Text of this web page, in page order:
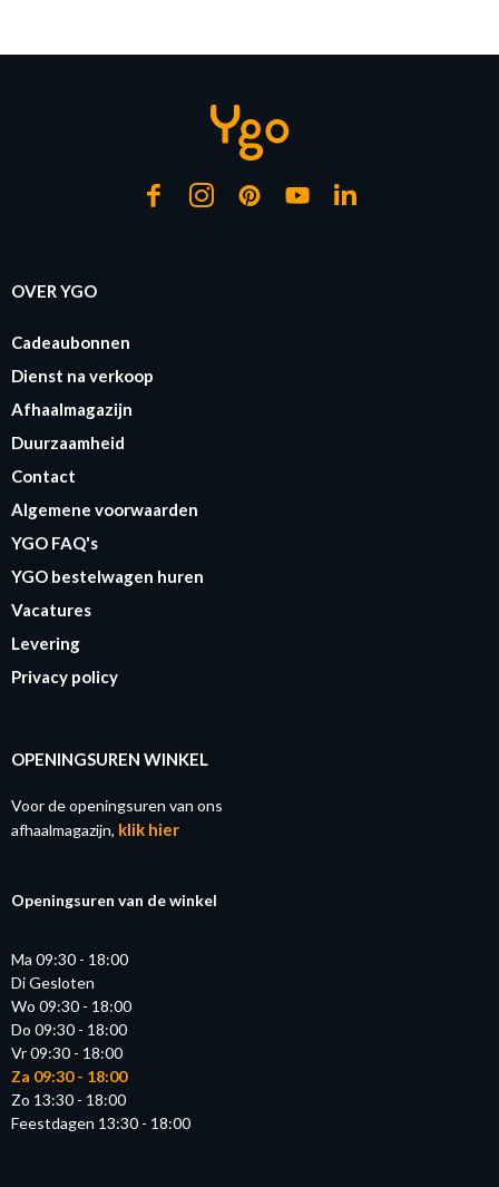
OVER YGO
Cadeaubonnen
Dienst na verkoop
Afhaalmagazijn
Duurzaamheid
Contact
Algemene voorwaarden
YGO FAQ's
YGO bestelwagen huren
Vacatures
Levering
Privacy policy
OPENINGSUREN WINKEL
Voor de openingsuren van ons
afhaalmagazijn, klik hier
Openingsuren van de winkel
Ma 09:30 - 18:00
Di Gesloten
Wo 09:30 - 18:00
Do 09:30 - 18:00
Vr 09:30 - 18:00
Za 09:30 - 18:00
Zo 13:30 - 18:00
Feestdagen 13:30 - 18:00